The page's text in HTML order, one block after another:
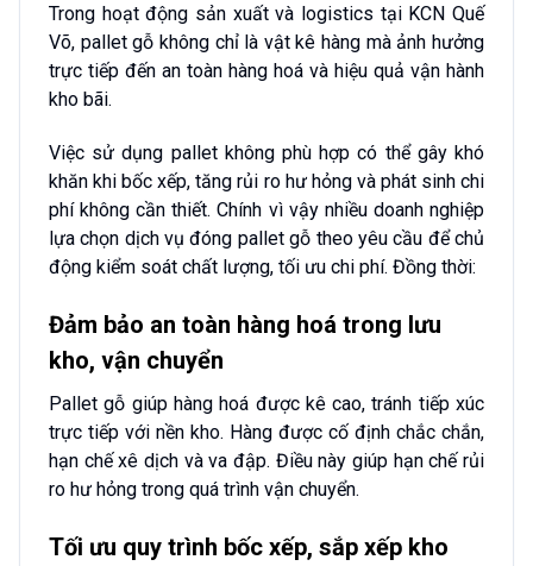
Trong hoạt động sản xuất và logistics tại KCN Quế
Võ, pallet gỗ không chỉ là vật kê hàng mà ảnh hưởng
trực tiếp đến an toàn hàng hoá và hiệu quả vận hành
kho bãi.
Việc sử dụng pallet không phù hợp có thể gây khó
khăn khi bốc xếp, tăng rủi ro hư hỏng và phát sinh chi
phí không cần thiết. Chính vì vậy nhiều doanh nghiệp
lựa chọn dịch vụ đóng pallet gỗ theo yêu cầu để chủ
động kiểm soát chất lượng, tối ưu chi phí. Đồng thời:
Đảm bảo an toàn hàng hoá trong lưu
kho, vận chuyển
Pallet gỗ giúp hàng hoá được kê cao, tránh tiếp xúc
trực tiếp với nền kho. Hàng được cố định chắc chắn,
hạn chế xê dịch và va đập. Điều này giúp hạn chế rủi
ro hư hỏng trong quá trình vận chuyển.
Tối ưu quy trình bốc xếp, sắp xếp kho